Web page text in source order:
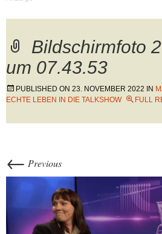
Bildschirmfoto
um 07.43.53
PUBLISHED ON 23. NOVEMBER 2022 IN
ECHTE LEBEN IN DIE TALKSHOW
FULL
← Previous